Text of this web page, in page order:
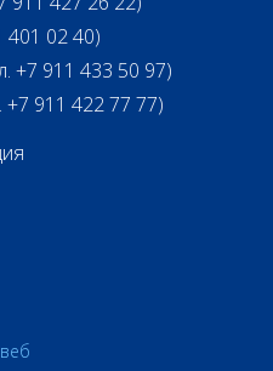
401 02 40)
+7 911 433 50 97)
+7 911 422 77 77)